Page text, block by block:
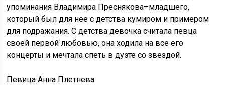
упоминания Владимира Преснякова–младшего,
который был для нее с детства кумиром и примером
для подражания. С детства девочка считала певца
своей первой любовью, она ходила на все его
концерты и мечтала спеть в дуэте со звездой.
Певица Анна Плетнева